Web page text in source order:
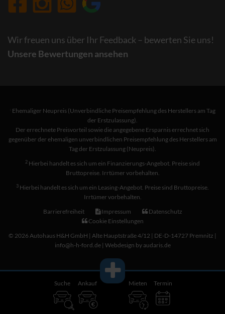
Suche Ankauf Mieten Termin
Wir freuen uns über Ihr Feedback – bewerten Sie uns!
Unsere Bewertungen ansehen
Ehemaliger Neupreis (Unverbindliche Preisempfehlung des Herstellers am Tag
der Erstzulassung).
Der errechnete Preisvorteil sowie die angegebene Ersparnis errechnet sich
gegenüber der ehemaligen unverbindlichen Preisempfehlung des Herstellers am
Tag der Erstzulassung (Neupreis).
2 Hierbei handelt es sich um ein Finanzierungs-Angebot. Preise sind
Bruttopreise. Irrtümer vorbehalten.
3 Hierbei handelt es sich um ein Leasing-Angebot. Preise sind Bruttopreise.
Irrtümer vorbehalten.
Barrierefreiheit
Impressum
Datenschutz
Cookie Einstellungen
© 2026 Autohaus H&H GmbH | Alte Hauptstraße 4/12 | DE-D-14727 Premnitz |
info@h-h-ford.de | Webdesign by audaris.de